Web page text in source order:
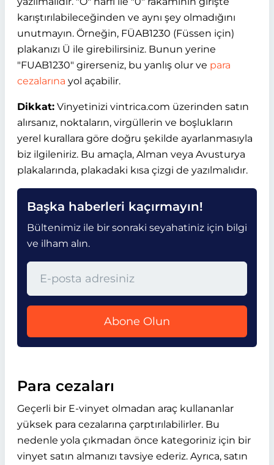
karıştırılabileceğinden ve aynı şey olmadığını
unutmayın. Örneğin, FÜAB1230 (Füssen için)
plakanızı Ü ile girebilirsiniz. Bunun yerine
"FUAB1230" girerseniz, bu yanlış olur ve para
cezalarına yol açabilir.
Dikkat: Vinyetinizi vintrica.com üzerinden satın
alırsanız, noktaların, virgüllerin ve boşlukların
yerel kurallara göre doğru şekilde ayarlanmasıyla
biz ilgileniriz. Bu amaçla, Alman veya Avusturya
plakalarında, plakadaki kısa çizgi de yazılmalıdır.
Başka haberleri kaçırmayın!
Bültenimiz ile bir sonraki seyahatiniz için bilgi
ve ilham alın.
Abone Olun
Para cezaları
Geçerli bir E-vinyet olmadan araç kullananlar
yüksek para cezalarına çarptırılabilirler. Bu
nedenle yola çıkmadan önce kategoriniz için bir
vinyet satın almanızı tavsiye ederiz. Ayrıca, satın